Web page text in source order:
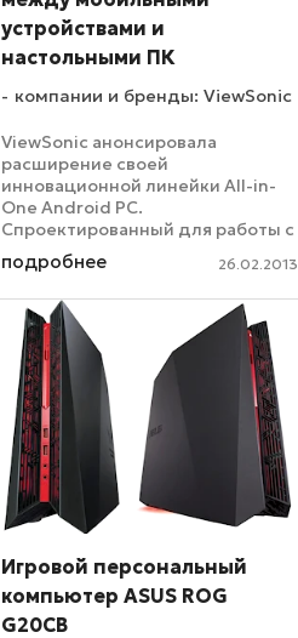
устройствами и
настольными ПК
компании и бренды: ViewSonic
ViewSonic анонсировала
расширение своей
инновационной линейки All-in-
One Android PC.
Спроектированный для работы с
облачными приложениями,
которые становятся все более
популярными, новый 24-
дюймовый Android PC VSD241
предоставляет пользователям ...
подробнее 26.02.2013
Игровой персональный
компьютер ASUS ROG
G20CB